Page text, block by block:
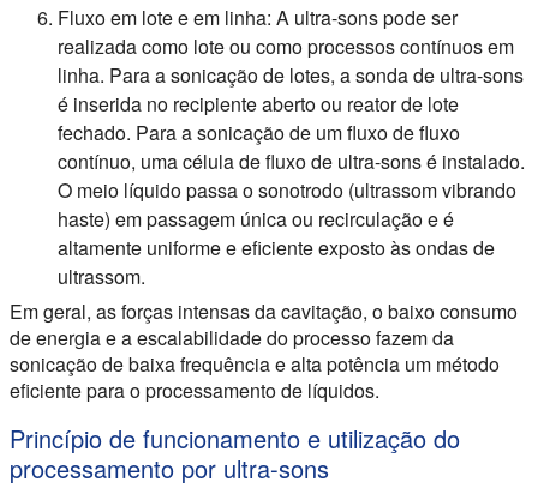
Fluxo em lote e em linha: A ultra-sons pode ser
realizada como lote ou como processos contínuos em
linha. Para a sonicação de lotes, a sonda de ultra-sons
é inserida no recipiente aberto ou reator de lote
fechado. Para a sonicação de um fluxo de fluxo
contínuo, uma célula de fluxo de ultra-sons é instalado.
O meio líquido passa o sonotrodo (ultrassom vibrando
haste) em passagem única ou recirculação e é
altamente uniforme e eficiente exposto às ondas de
ultrassom.
Em geral, as forças intensas da cavitação, o baixo consumo
de energia e a escalabilidade do processo fazem da
sonicação de baixa frequência e alta potência um método
eficiente para o processamento de líquidos.
Princípio de funcionamento e utilização do
processamento por ultra-sons